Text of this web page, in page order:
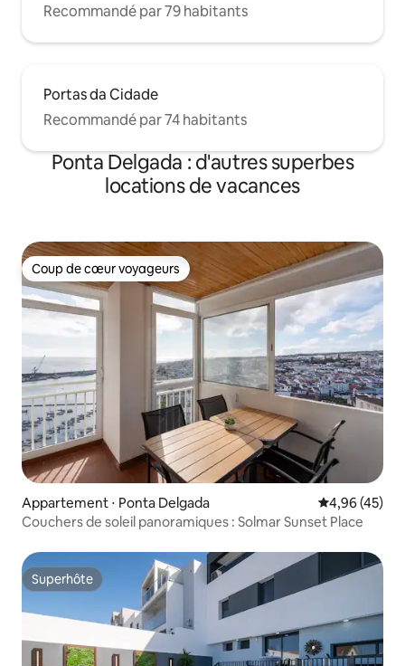
Recommandé par 79 habitants
Portas da Cidade
Recommandé par 74 habitants
Ponta Delgada : d'autres superbes
locations de vacances
Coup de cœur voyageurs
Coup de cœur voyageurs
Appartement ⋅ Ponta Delgada Évaluation
4,96 (45)
Couchers de soleil panoramiques : Solmar Sunset Place
Superhôte
Superhôte